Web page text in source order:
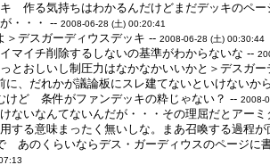
作る気持ちはわかるんだけどまだデッキのペ
・・・ --2008-06-28 (土) 00:20:41
＞デスガーディウスデッキ --2008-06-28 (土) 00:30:44
マイチ削除するしないの基準がわからないな --
とおしいし制圧力はなかなかいいかと＞デスガ
に、だれかが議論板にスレ建てないといけない
けど 条件がファンデッキの粋じゃない？ --2008-
ないなんてないんだが・・・その理屈だとアー
する意味まったく無いしな。まあ召喚する過程
あのくらいならデス・ガーディウスのページに